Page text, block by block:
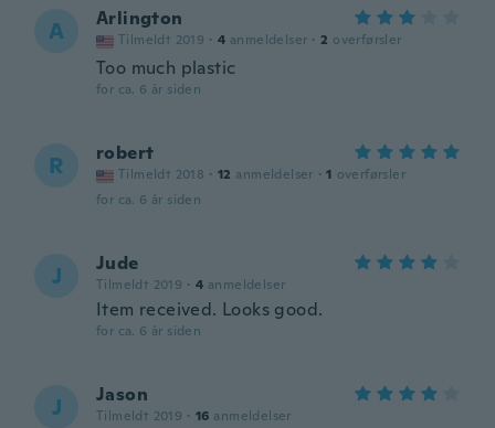
A Arlington
Tilmeldt 2019 · 4 anmeldelser · 2 overførsler
Too much plastic
for ca. 6 år siden
R robert
Tilmeldt 2018 · 12 anmeldelser · 1 overførsler
for ca. 6 år siden
J Jude
Tilmeldt 2019 · 4 anmeldelser
Item received. Looks good.
for ca. 6 år siden
J Jason
Tilmeldt 2019 · 16 anmeldelser